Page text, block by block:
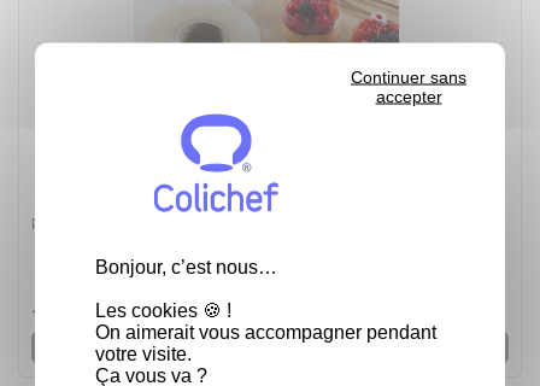
Bonjour, c’est nous…
Les cookies 🍪 !
On aimerait vous accompagner pendant
votre visite.
Ça vous va ?
Continuer sans
accepter
Rhodoïd - ruban patissier H 6 cm - Le ruban H 6 cm
16,86 €